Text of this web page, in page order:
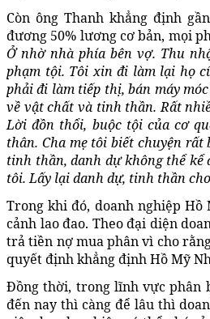
Còn ông Thanh khẳng định
đương 50% lương cơ bản, mọi
Ở nhờ nhà phía bên vợ. Thu
phạm tội. Tôi xin đi làm lại họ
phải đi làm tiếp thị, bán máy
về vật chất và tinh thần. Rất
Lời đồn thổi, buộc tội của cơ
thân. Cha mẹ tôi biết chuyện
tinh thần, danh dự không thể kể
tôi. Lấy lại danh dự, tinh thần
Trong khi đó, doanh nghiệp
cảnh lao đao. Theo đại diện
trả tiền nợ mua phân vì cho
quyết định khẳng định Hồ Mỹ
Đồng thời, trong lĩnh vực phân
đến nay thì càng để lâu thì